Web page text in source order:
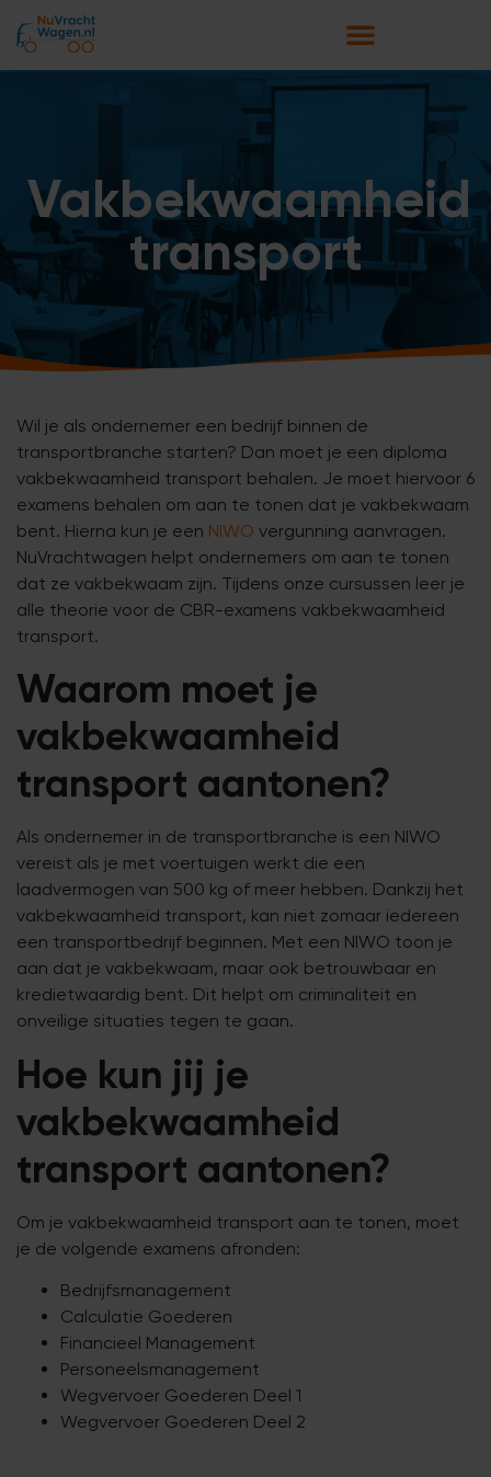
Vakbekwaamheid
transport
Wil je als ondernemer een bedrijf binnen de
transportbranche starten? Dan moet je een diploma
vakbekwaamheid transport behalen. Je moet hiervoor 6
examens behalen om aan te tonen dat je vakbekwaam
bent. Hierna kun je een NIWO vergunning aanvragen.
NuVrachtwagen helpt ondernemers om aan te tonen
dat ze vakbekwaam zijn. Tijdens onze cursussen leer je
alle theorie voor de CBR-examens vakbekwaamheid
transport.
Waarom moet je
vakbekwaamheid
transport aantonen?
Als ondernemer in de transportbranche is een NIWO
vereist als je met voertuigen werkt die een
laadvermogen van 500 kg of meer hebben. Dankzij het
vakbekwaamheid transport, kan niet zomaar iedereen
een transportbedrijf beginnen. Met een NIWO toon je
aan dat je vakbekwaam, maar ook betrouwbaar en
kredietwaardig bent. Dit helpt om criminaliteit en
onveilige situaties tegen te gaan.
Hoe kun jij je
vakbekwaamheid
transport aantonen?
Om je vakbekwaamheid transport aan te tonen, moet
je de volgende examens afronden:
Bedrijfsmanagement
Calculatie Goederen
Financieel Management
Personeelsmanagement
Wegvervoer Goederen Deel 1
Wegvervoer Goederen Deel 2